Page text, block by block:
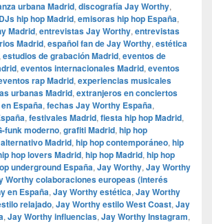
urbana Madrid, discografía Jay Worthy,
DJs hip hop Madrid, emisoras hip hop España,
Madrid, entrevistas Jay Worthy, entrevistas
Madrid, español fan de Jay Worthy, estética
estudios de grabación Madrid, eventos de
, eventos internacionales Madrid, eventos
rap Madrid, experiencias musicales
urbanas Madrid, extranjeros en conciertos
España, fechas Jay Worthy España,
, festivales Madrid, fiesta hip hop Madrid,
funk moderno, grafiti Madrid, hip hop
Madrid, hip hop contemporáneo, hip
hop lovers Madrid, hip hop Madrid, hip hop
underground España, Jay Worthy, Jay Worthy
Worthy colaboraciones europeas (interés
en España, Jay Worthy estética, Jay Worthy
relajado, Jay Worthy estilo West Coast, Jay
, Jay Worthy influencias, Jay Worthy Instagram,